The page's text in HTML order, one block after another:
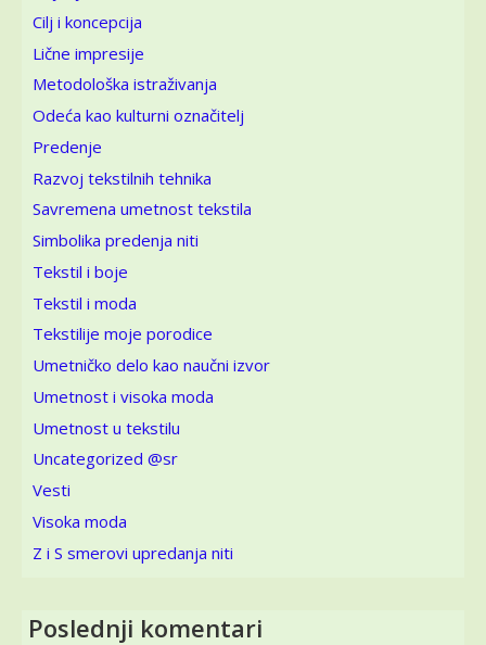
Cilj i koncepcija
Lične impresije
Metodološka istraživanja
Odeća kao kulturni označitelj
Predenje
Razvoj tekstilnih tehnika
Savremena umetnost tekstila
Simbolika predenja niti
Tekstil i boje
Tekstil i moda
Tekstilije moje porodice
Umetničko delo kao naučni izvor
Umetnost i visoka moda
Umetnost u tekstilu
Uncategorized @sr
Vesti
Visoka moda
Z i S smerovi upredanja niti
Poslednji komentari